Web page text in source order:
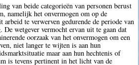
van beide categorieën van personen berust
namelijk het onvermogen om op de
te verwerven gedurende de periode van
De wetgever vermocht ervan uit te gaan dat
oorzaak van het onvermogen om een
niet langer te wijten is aan hun
maar aan hun hechtenis of
is tevens pertinent in het licht van de